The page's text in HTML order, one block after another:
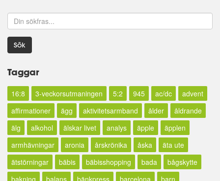
Sök
Taggar
16:8 3-veckorsutmaningen 5:2 945 ac/dc
advent
affirmationer
ägg aktivitetsarmband ålder
åldrande
älg
alkohol älskar livet analys äpple
äpplen
armhävningar
aronia årskrönika åska
äta ute
ätstörningar
bäbis bäbisshopping bada
bågskytte
bakning
balans bänkpress barcelona
barn